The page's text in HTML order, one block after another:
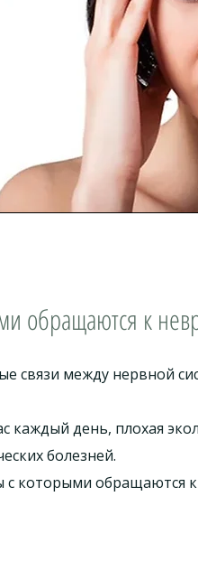
обращаются к
связи между нервной
каждый день, плохая
болезней.
которыми обращаются к